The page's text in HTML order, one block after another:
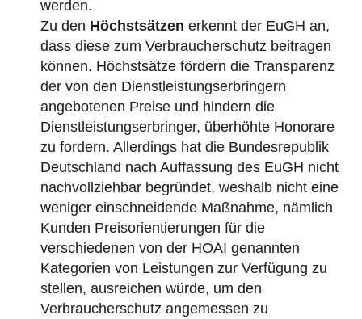
werden.
Zu den Höchstsätzen erkennt der EuGH an,
dass diese zum Verbraucherschutz beitragen
können. Höchstsätze fördern die Transparenz
der von den Dienstleistungserbringern
angebotenen Preise und hindern die
Dienstleistungserbringer, überhöhte Honorare
zu fordern. Allerdings hat die Bundesrepublik
Deutschland nach Auffassung des EuGH nicht
nachvollziehbar begründet, weshalb nicht eine
weniger einschneidende Maßnahme, nämlich
Kunden Preisorientierungen für die
verschiedenen von der HOAI genannten
Kategorien von Leistungen zur Verfügung zu
stellen, ausreichen würde, um den
Verbraucherschutz angemessen zu